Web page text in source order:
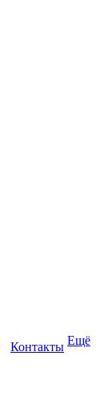
Контакты Ещё